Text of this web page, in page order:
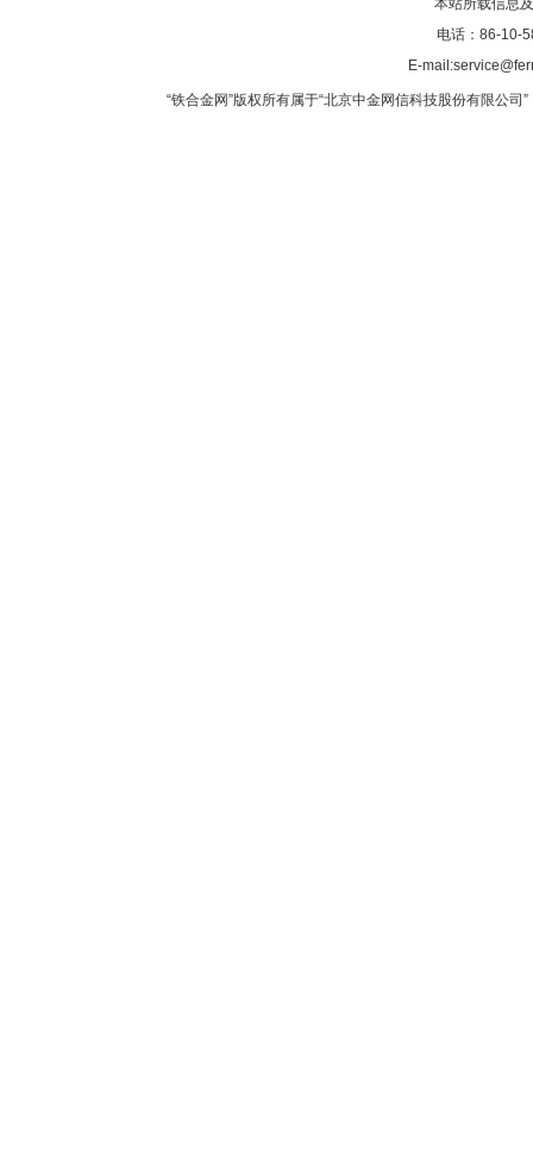
本站所载信息
电话：86-10-
E-
“铁合金网”版权所有属于“北京中金网信科技股份有限公司